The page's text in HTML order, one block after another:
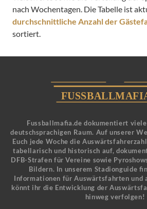
nach Wochentagen. Die Tabelle ist
durchschnittliche Anzahl der
sortiert.
Fussballmafia.de dokumentiert
deutschsprachigen Raum. Auf unserer
Euch jede Woche die
tabellarisch und historisch auf,
DFB-Strafen für Vereine sowie
Bildern. In unserem Stadionguide
Informationen für Auswärtsfahrten und
könnt ihr die Entwicklung der
hinweg verfolgen!